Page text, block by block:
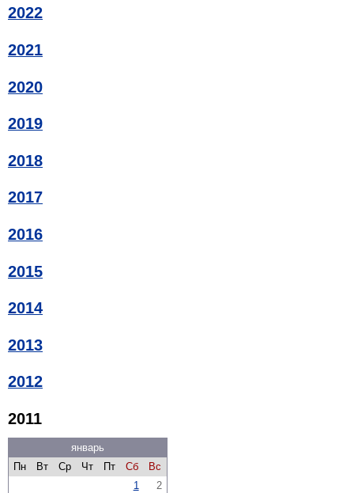
2022
2021
2020
2019
2018
2017
2016
2015
2014
2013
2012
2011
январь
Пн
Вт Ср Чт Пт Сб
Вс
1
2